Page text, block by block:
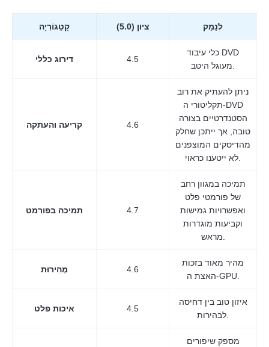
קָטֵגוֹרִיָה ציון (5.0) לְנַמֵק
דירוג כללי 4.5
כלי עיבוד DVD
מעוגל היטב.
קריעה והעתקה 4.6
ניתן להעתיק את רוב
תקליטורי ה-DVD
הסטנדרטיים בצורה
טובה, אך ייתכן שחלק
מהדיסקים המוצפנים
לא ייטענו כראוי.
תמיכה בפורמט 4.7
תמיכה במגוון רחב
של פורמטי פלט
ואפשרויות גמישות
וקביעות מוגדרות
מראש.
מְהִירוּת 4.6
מהיר מאוד בזכות
האצת ה-GPU.
איכות פלט 4.5
איזון טוב בין דחיסה
לבהירות.
מספק שיפורים